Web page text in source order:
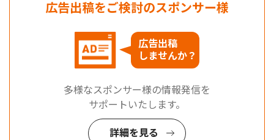
広告出稿をご検討のスポンサー様
広告出稿
しませんか？
多様なスポンサー様の情報発信を
サポートいたします。
詳細を見る